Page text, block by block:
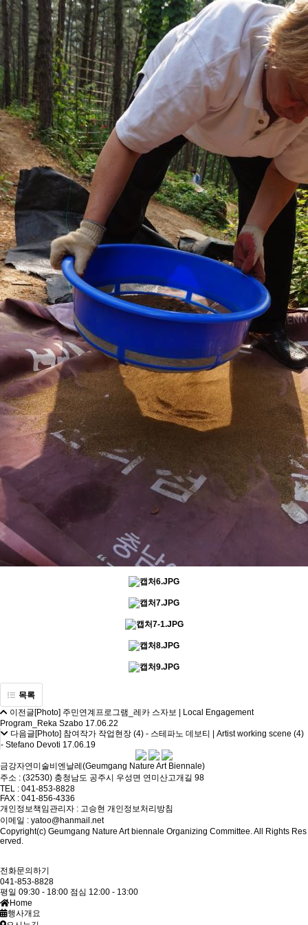
목록
이전글[Photo] 주민연계프로그램_레카 스자보 | Local Engagement
Program_Reka Szabo 17.06.22
다음글[Photo] 참여작가 작업현장 (4) - 스테파노 데보티 | Artist working scene (4)
- Stefano Devoti 17.06.19
금강자연미술비엔날레(Geumgang Nature Art Biennale)
주소 : (32530) 충청남도 공주시 우성면 연미산고개길 98
TEL : 041-853-8828
FAX : 041-856-4336
개인정보책임관리자 : 고승현 개인정보처리방침
이메일 : yatoo@hanmail.net
Copyright(c) Geumgang Nature Art biennale Organizing Committee. All Rights Res
erved.
전화문의하기
041-853-8828
평일 09:30 - 18:00 점심 12:00 - 13:00
Home
행사개요